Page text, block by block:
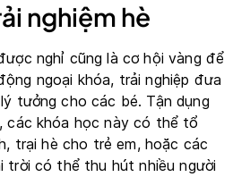
nghiệm hè
nghỉ cũng là cơ hội vàng để
ngoại khóa, trải nghiệp đưa
tưởng cho các bé. Tận dụng
các khóa học này có thể tổ
trại hè cho trẻ em, hoặc các
trời có thể thu hút nhiều người